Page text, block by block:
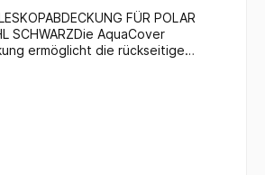
FÜR POLAR
SCHWARZDie AquaCover
ermöglicht die rückseitige
:500Höhe: 176Gewicht